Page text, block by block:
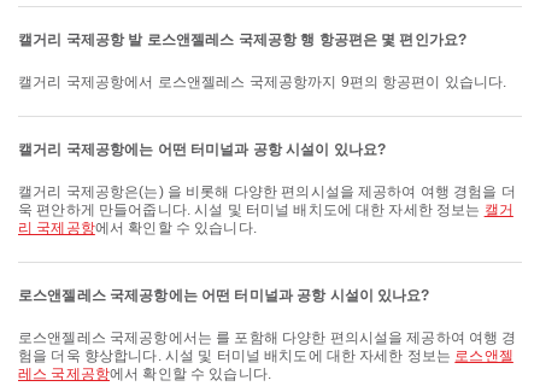
캘거리 국제공항 발 로스앤젤레스 국제공항 행 항공편은 몇 편인가요?
캘거리 국제공항에서 로스앤젤레스 국제공항까지 9편의 항공편이 있습니다.
캘거리 국제공항에는 어떤 터미널과 공항 시설이 있나요?
캘거리 국제공항은(는) 을 비롯해 다양한 편의시설을 제공하여 여행 경험을 더
욱 편안하게 만들어줍니다. 시설 및 터미널 배치도에 대한 자세한 정보는 캘거
리 국제공항에서 확인할 수 있습니다.
로스앤젤레스 국제공항에는 어떤 터미널과 공항 시설이 있나요?
로스앤젤레스 국제공항에서는 를 포함해 다양한 편의시설을 제공하여 여행 경
험을 더욱 향상합니다. 시설 및 터미널 배치도에 대한 자세한 정보는 로스앤젤
레스 국제공항에서 확인할 수 있습니다.